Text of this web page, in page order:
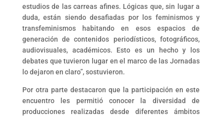
estudios de las carreas afines. Lógicas que, sin lugar a
duda, están siendo desafiadas por los feminismos y
transfeminismos habitando en esos espacios de
generación de contenidos periodísticos, fotográficos,
audiovisuales, académicos. Esto es un hecho y los
debates que tuvieron lugar en el marco de las Jornadas
lo dejaron en claro”, sostuvieron.
Por otra parte destacaron que la participación en este
encuentro les permitió conocer la diversidad de
producciones realizadas desde diferentes ámbitos